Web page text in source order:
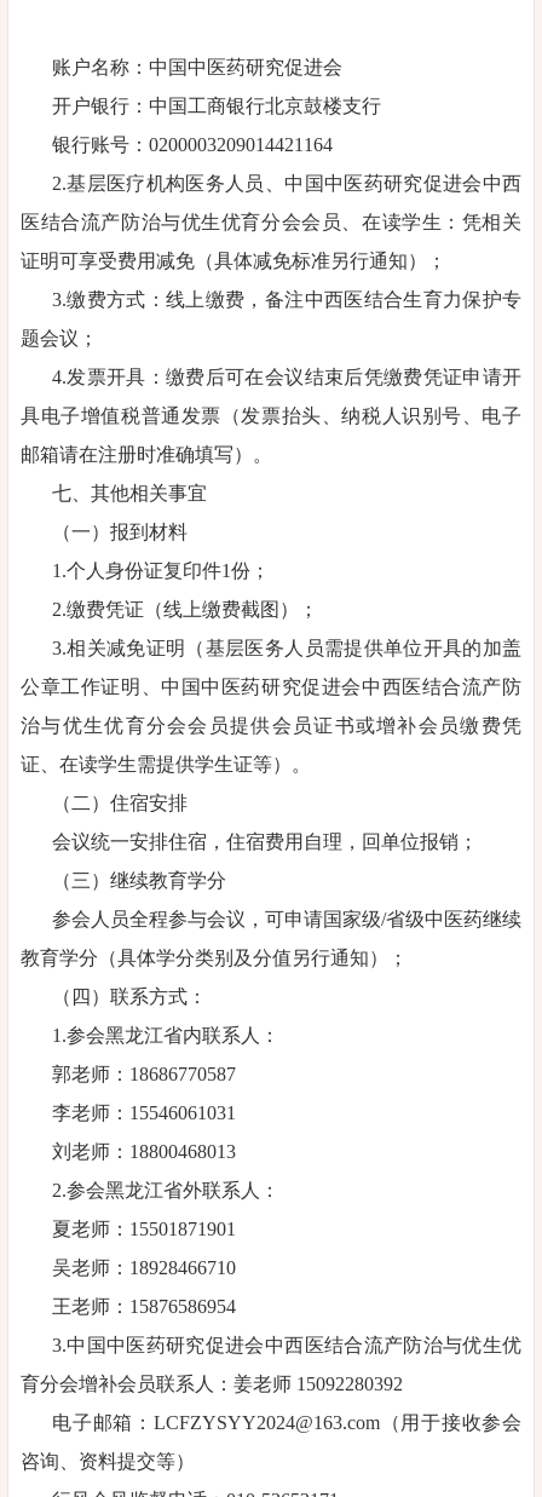
账户名称：中国中医药研究促进会
开户银行：中国工商银行北京鼓楼支行
银行账号：0200003209014421164
2.基层医疗机构医务人员、中国中医药研究促进会中西
医结合流产防治与优生优育分会会员、在读学生：凭相关
证明可享受费用减免（具体减免标准另行通知）；
3.缴费方式：线上缴费，备注中西医结合生育力保护专
题会议；
4.发票开具：缴费后可在会议结束后凭缴费凭证申请开
具电子增值税普通发票（发票抬头、纳税人识别号、电子
邮箱请在注册时准确填写）。
七、其他相关事宜
（一）报到材料
1.个人身份证复印件1份；
2.缴费凭证（线上缴费截图）；
3.相关减免证明（基层医务人员需提供单位开具的加盖
公章工作证明、中国中医药研究促进会中西医结合流产防
治与优生优育分会会员提供会员证书或增补会员缴费凭
证、在读学生需提供学生证等）。
（二）住宿安排
会议统一安排住宿，住宿费用自理，回单位报销；
（三）继续教育学分
参会人员全程参与会议，可申请国家级/省级中医药继续
教育学分（具体学分类别及分值另行通知）；
（四）联系方式：
1.参会黑龙江省内联系人：
郭老师：18686770587
李老师：15546061031
刘老师：18800468013
2.参会黑龙江省外联系人：
夏老师：15501871901
吴老师：18928466710
王老师：15876586954
3.中国中医药研究促进会中西医结合流产防治与优生优
育分会增补会员联系人：姜老师 15092280392
电子邮箱：LCFZYSYY2024@163.com（用于接收参会
咨询、资料提交等）